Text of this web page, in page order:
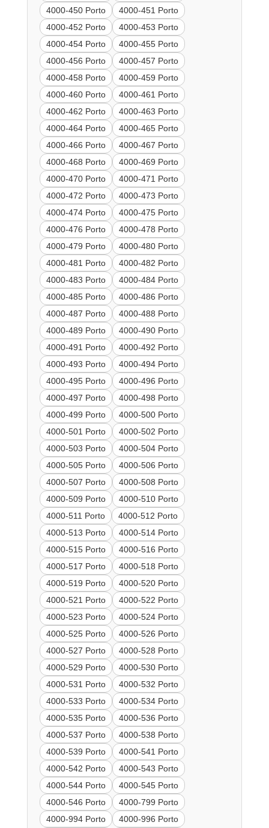
4000-450 Porto
4000-451 Porto
4000-452 Porto
4000-453 Porto
4000-454 Porto
4000-455 Porto
4000-456 Porto
4000-457 Porto
4000-458 Porto
4000-459 Porto
4000-460 Porto
4000-461 Porto
4000-462 Porto
4000-463 Porto
4000-464 Porto
4000-465 Porto
4000-466 Porto
4000-467 Porto
4000-468 Porto
4000-469 Porto
4000-470 Porto
4000-471 Porto
4000-472 Porto
4000-473 Porto
4000-474 Porto
4000-475 Porto
4000-476 Porto
4000-478 Porto
4000-479 Porto
4000-480 Porto
4000-481 Porto
4000-482 Porto
4000-483 Porto
4000-484 Porto
4000-485 Porto
4000-486 Porto
4000-487 Porto
4000-488 Porto
4000-489 Porto
4000-490 Porto
4000-491 Porto
4000-492 Porto
4000-493 Porto
4000-494 Porto
4000-495 Porto
4000-496 Porto
4000-497 Porto
4000-498 Porto
4000-499 Porto
4000-500 Porto
4000-501 Porto
4000-502 Porto
4000-503 Porto
4000-504 Porto
4000-505 Porto
4000-506 Porto
4000-507 Porto
4000-508 Porto
4000-509 Porto
4000-510 Porto
4000-511 Porto
4000-512 Porto
4000-513 Porto
4000-514 Porto
4000-515 Porto
4000-516 Porto
4000-517 Porto
4000-518 Porto
4000-519 Porto
4000-520 Porto
4000-521 Porto
4000-522 Porto
4000-523 Porto
4000-524 Porto
4000-525 Porto
4000-526 Porto
4000-527 Porto
4000-528 Porto
4000-529 Porto
4000-530 Porto
4000-531 Porto
4000-532 Porto
4000-533 Porto
4000-534 Porto
4000-535 Porto
4000-536 Porto
4000-537 Porto
4000-538 Porto
4000-539 Porto
4000-541 Porto
4000-542 Porto
4000-543 Porto
4000-544 Porto
4000-545 Porto
4000-546 Porto
4000-799 Porto
4000-994 Porto
4000-996 Porto